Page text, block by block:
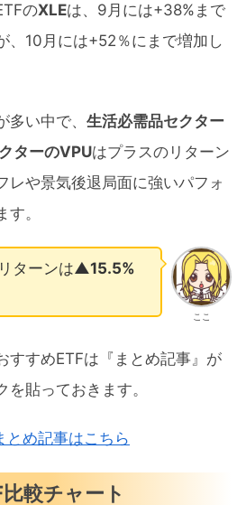
のXLEは、9月には+38%まで
、10月には+52％にまで増加し
い中で、 生活必需品セクター
ターのVPUはプラスのリターン
レや景気後退局面に強いパフォ
。
ここ
ターンは▲15.5%
すすめETFは『まとめ記事』が
貼っておきます。
とめ記事はこちら
較チャート